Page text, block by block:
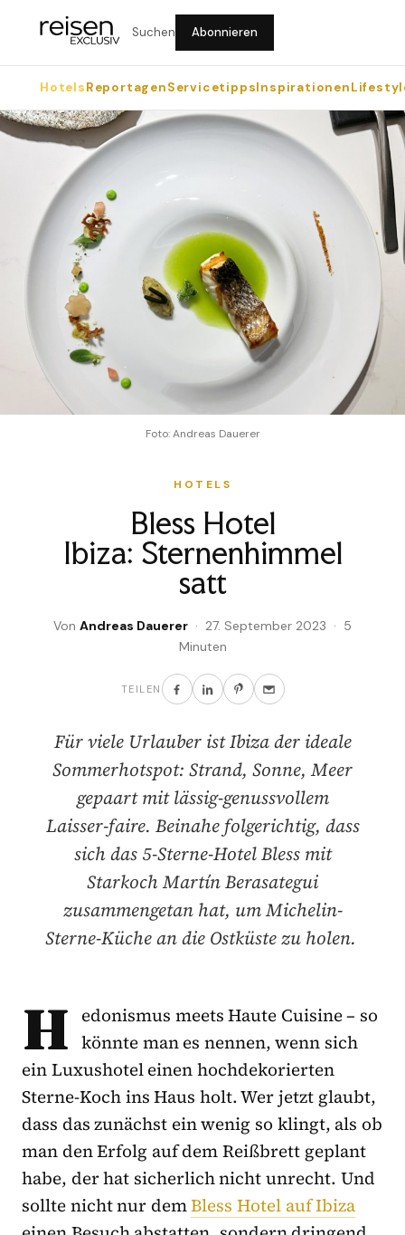
Suchen Abonnieren
HotelsReportagenServicetippsInspirationen
Foto: Andreas Dauerer
HOTELS
Bless Hotel
Ibiza: Sternenhimmel
satt
Von Andreas Dauerer · 27. September 2023 · 5
Minuten
TEILEN
Für viele Urlauber ist Ibiza der ideale
Sommerhotspot: Strand, Sonne, Meer
gepaart mit lässig-genussvollem
Laisser-faire. Beinahe folgerichtig, dass
sich das 5-Sterne-Hotel Bless mit
Starkoch Martín Berasategui
zusammengetan hat, um Michelin-
Sterne-Küche an die Ostküste zu holen.
H
edonismus meets Haute Cuisine – so
könnte man es nennen, wenn sich
ein Luxushotel einen hochdekorierten
Sterne-Koch ins Haus holt. Wer jetzt glaubt,
dass das zunächst ein wenig so klingt, als ob
man den Erfolg auf dem Reißbrett geplant
habe, der hat sicherlich nicht unrecht. Und
sollte nicht nur demBless Hotel auf Ibiza